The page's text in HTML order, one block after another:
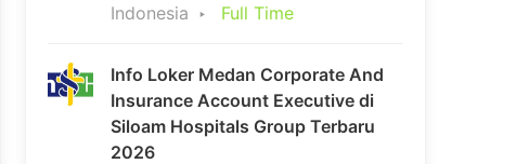
Indonesia
Full Time
Info Loker Medan Corporate And
Insurance Account Executive di
Siloam Hospitals Group Terbaru
2026